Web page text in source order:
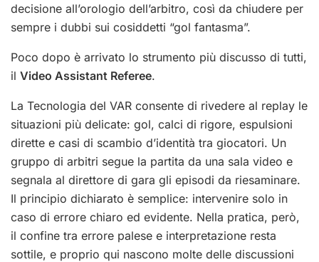
decisione all’orologio dell’arbitro, così da chiudere per
sempre i dubbi sui cosiddetti “gol fantasma”.
Poco dopo è arrivato lo strumento più discusso di tutti,
il Video Assistant Referee.
La Tecnologia del VAR consente di rivedere al replay le
situazioni più delicate: gol, calci di rigore, espulsioni
dirette e casi di scambio d’identità tra giocatori. Un
gruppo di arbitri segue la partita da una sala video e
segnala al direttore di gara gli episodi da riesaminare.
Il principio dichiarato è semplice: intervenire solo in
caso di errore chiaro ed evidente. Nella pratica, però,
il confine tra errore palese e interpretazione resta
sottile, e proprio qui nascono molte delle discussioni